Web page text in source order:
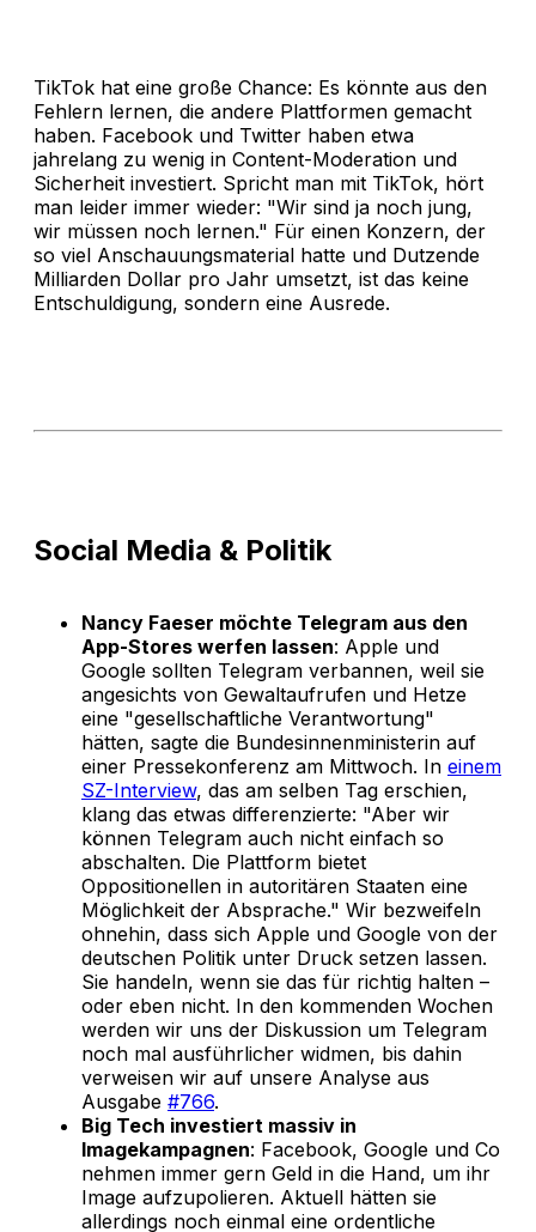
TikTok hat eine große Chance: Es könnte aus den
Fehlern lernen, die andere Plattformen gemacht
haben. Facebook und Twitter haben etwa
jahrelang zu wenig in Content-Moderation und
Sicherheit investiert. Spricht man mit TikTok, hört
man leider immer wieder: "Wir sind ja noch jung,
wir müssen noch lernen." Für einen Konzern, der
so viel Anschauungsmaterial hatte und Dutzende
Milliarden Dollar pro Jahr umsetzt, ist das keine
Entschuldigung, sondern eine Ausrede.
Social Media & Politik
Nancy Faeser möchte Telegram aus den
App-Stores werfen lassen: Apple und
Google sollten Telegram verbannen, weil sie
angesichts von Gewaltaufrufen und Hetze
eine "gesellschaftliche Verantwortung"
hätten, sagte die Bundesinnenministerin auf
einer Pressekonferenz am Mittwoch. In einem
SZ-Interview, das am selben Tag erschien,
klang das etwas differenzierte: "Aber wir
können Telegram auch nicht einfach so
abschalten. Die Plattform bietet
Oppositionellen in autoritären Staaten eine
Möglichkeit der Absprache." Wir bezweifeln
ohnehin, dass sich Apple und Google von der
deutschen Politik unter Druck setzen lassen.
Sie handeln, wenn sie das für richtig halten –
oder eben nicht. In den kommenden Wochen
werden wir uns der Diskussion um Telegram
noch mal ausführlicher widmen, bis dahin
verweisen wir auf unsere Analyse aus
Ausgabe #766.
Big Tech investiert massiv in
Imagekampagnen: Facebook, Google und Co
nehmen immer gern Geld in die Hand, um ihr
Image aufzupolieren. Aktuell hätten sie
allerdings noch einmal eine ordentliche